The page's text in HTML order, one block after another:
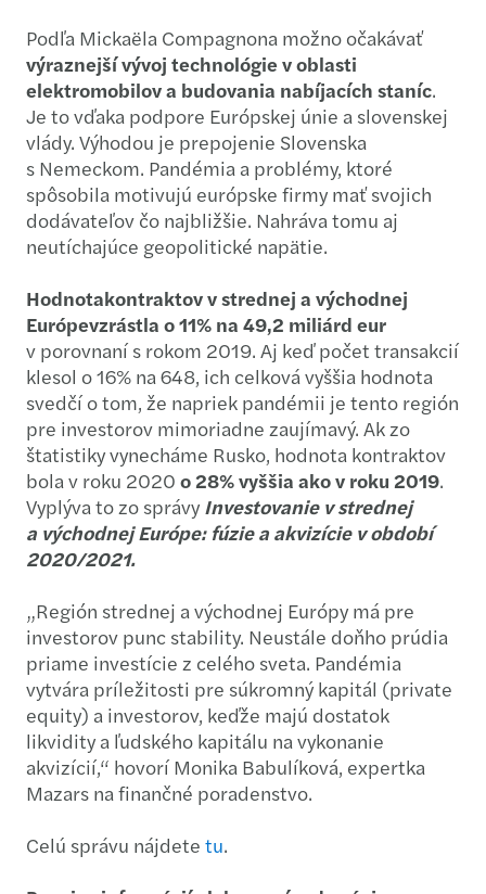
Podľa Mickaëla Compagnona možno očakávať
výraznejší vývoj technológie v oblasti
elektromobilov a budovania nabíjacích staníc.
Je to vďaka podpore Európskej únie a slovenskej
vlády. Výhodou je prepojenie Slovenska
s Nemeckom. Pandémia a problémy, ktoré
spôsobila motivujú európske firmy mať svojich
dodávateľov čo najbližšie. Nahráva tomu aj
neutíchajúce geopolitické napätie.
Hodnotakontraktov v strednej a východnej
Európevzrástla o11% na 49,2 miliárd eur
v porovnaní s rokom 2019. Aj keď počet transakcií
klesol o 16% na 648, ich celková vyššia hodnota
svedčí o tom, že napriek pandémii je tento región
pre investorov mimoriadne zaujímavý. Ak zo
štatistiky vynecháme Rusko, hodnota kontraktov
bola v roku 2020 o 28% vyššia ako v roku 2019.
Vyplýva to zo správy Investovanie v strednej
a východnej Európe: fúzie a akvizície v období
2020/2021.
„Región strednej a východnej Európy má pre
investorov punc stability. Neustále doňho prúdia
priame investície z celého sveta. Pandémia
vytvára príležitosti pre súkromný kapitál (private
equity) a investorov, keďže majú dostatok
likvidity a ľudského kapitálu na vykonanie
akvizícií,“ hovorí Monika Babulíková, expertka
Mazars na finančné poradenstvo.
Celú správu nájdete tu.